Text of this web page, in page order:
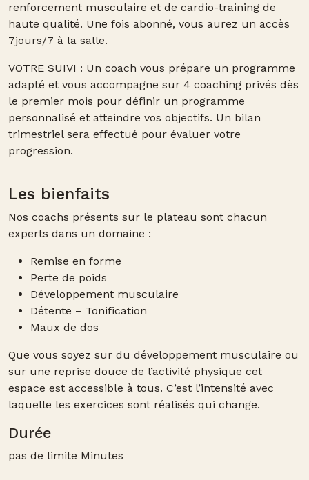
renforcement musculaire et de cardio-training de
haute qualité. Une fois abonné, vous aurez un accès
7jours/7 à la salle.
VOTRE SUIVI : Un coach vous prépare un programme
adapté et vous accompagne sur 4 coaching privés dès
le premier mois pour définir un programme
personnalisé et atteindre vos objectifs. Un bilan
trimestriel sera effectué pour évaluer votre
progression.
Les bienfaits
Nos coachs présents sur le plateau sont chacun
experts dans un domaine :
Remise en forme
Perte de poids
Développement musculaire
Détente – Tonification
Maux de dos
Que vous soyez sur du développement musculaire ou
sur une reprise douce de l’activité physique cet
espace est accessible à tous. C’est l’intensité avec
laquelle les exercices sont réalisés qui change.
Durée
pas de limite Minutes